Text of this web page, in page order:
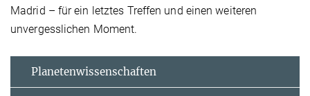
Madrid – für ein letztes Treffen und einen weiteren
unvergesslichen Moment.
Planetenwissenschaften